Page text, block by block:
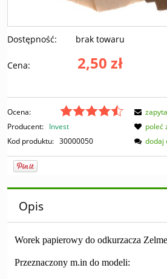
Dostępność: brak towaru
Cena: 2,50 zł
Ocena:
Producent: Invest
Kod produktu: 30000050
poleć
dodaj
Opis
Worek papierowy do odkurzacza
Przeznaczony m.in do modeli: